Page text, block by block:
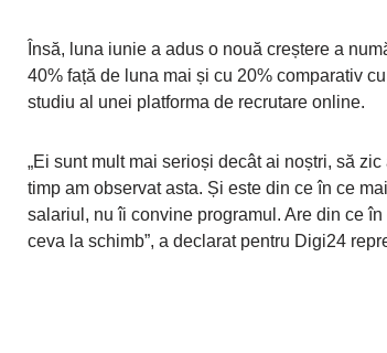
Însă, luna iunie a adus o nouă creștere a
40% față de luna mai și cu 20% comparativ
studiu al unei platforma de recrutare online.
„Ei sunt mult mai serioși decât ai noștri, să
timp am observat asta. Și este din ce în ce
salariul, nu îi convine programul. Are din ce
ceva la schimb”, a declarat pentru Digi24